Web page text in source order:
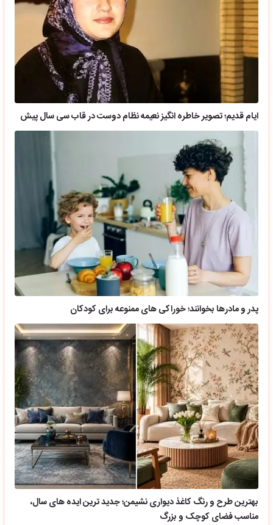
ایام قدیم؛ تصویر خاطره انگیز نعیمه نظام دوست در قاب سی سال پیش
پدر و مادرها بخوانند؛ خوراکی های ممنوعه برای کودکان
بهترین طرح و رنگ کاغذ دیواری نشیمن؛ جدید ترین ایده های سال،
مناسب فضای کوچک و بزرگ